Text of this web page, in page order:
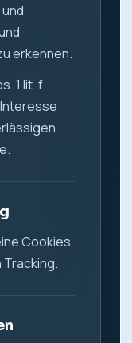
erkennen.
1 lit. f
Cookies,
Tracking.